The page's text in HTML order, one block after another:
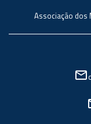
Associação dos
mail_outline